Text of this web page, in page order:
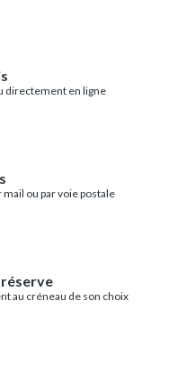
directement en ligne
ou par voie postale
au créneau de son choix